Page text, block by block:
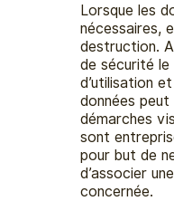
Lorsque les
nécessaires,
destruction.
de sécurité le
d’utilisation
données
démarches
sont
pour but de
d’associer
concernée.